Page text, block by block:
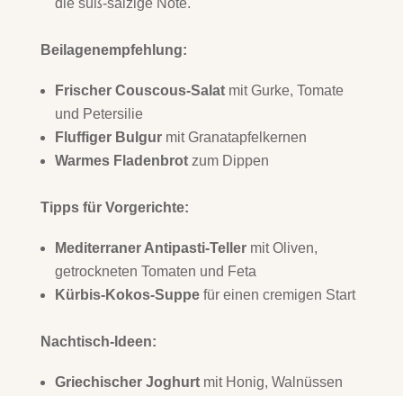
Beilagenempfehlung:
Frischer Couscous-Salatmit Gurke, Tomate
und Petersilie
Fluffiger Bulgurmit Granatapfelkernen
Warmes Fladenbrotzum Dippen
Tipps für Vorgerichte:
Mediterraner Antipasti-Tellermit Oliven,
getrockneten Tomaten und Feta
Kürbis-Kokos-Suppefür einen cremigen Start
Nachtisch-Ideen:
Griechischer Joghurtmit Honig, Walnüssen